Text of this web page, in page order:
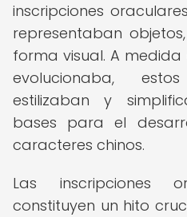
inscripciones
representaban
forma visual. A
evolucionaba,
estilizaban y
bases para el
caracteres chinos.
Las inscripciones
constituyen un hito